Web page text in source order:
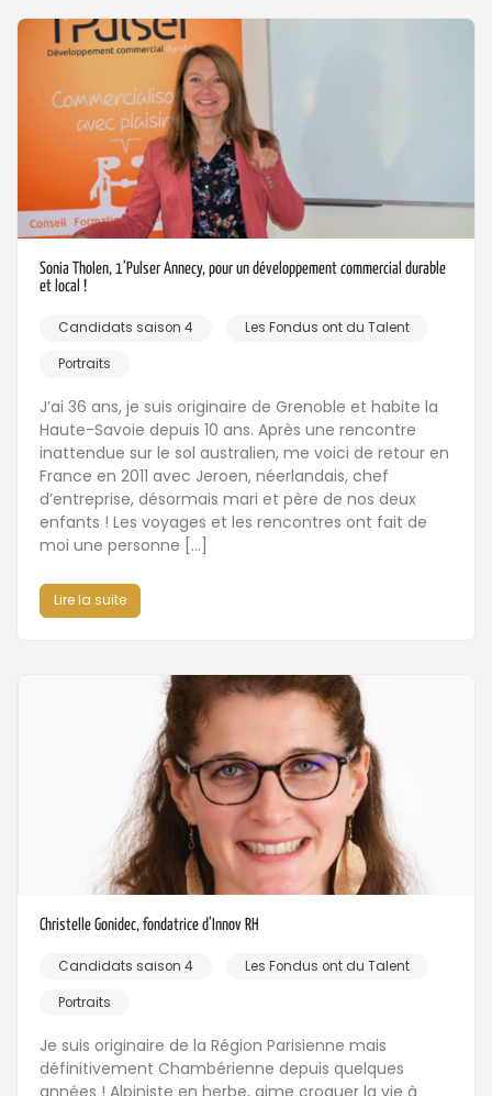
Sonia Tholen, 1’Pulser Annecy, pour un développement commercial durable
et local !
Candidats saison 4 Les Fondus ont du Talent
Portraits
J’ai 36 ans, je suis originaire de Grenoble et habite la
Haute-Savoie depuis 10 ans. Après une rencontre
inattendue sur le sol australien, me voici de retour en
France en 2011 avec Jeroen, néerlandais, chef
d’entreprise, désormais mari et père de nos deux
enfants ! Les voyages et les rencontres ont fait de
moi une personne […]
Lire la suite
Christelle Gonidec, fondatrice d’Innov RH
Candidats saison 4 Les Fondus ont du Talent
Portraits
Je suis originaire de la Région Parisienne mais
définitivement Chambérienne depuis quelques
années ! Alpiniste en herbe, aime croquer la vie à